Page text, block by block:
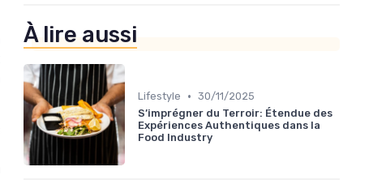
À lire aussi
Lifestyle • 30/11/2025
S’imprégner du Terroir: Étendue des
Expériences Authentiques dans la
Food Industry